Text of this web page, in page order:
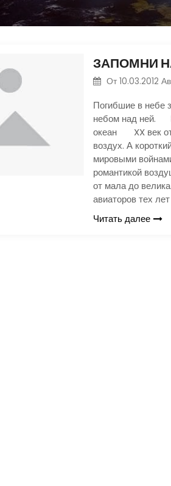
ЗАПОМНИ
От 10.03.2012
Погибшие в
небом над
океан XX век
воздух. А
мировыми
романтикой
от мала до
авиаторов тех лет
Читать далее